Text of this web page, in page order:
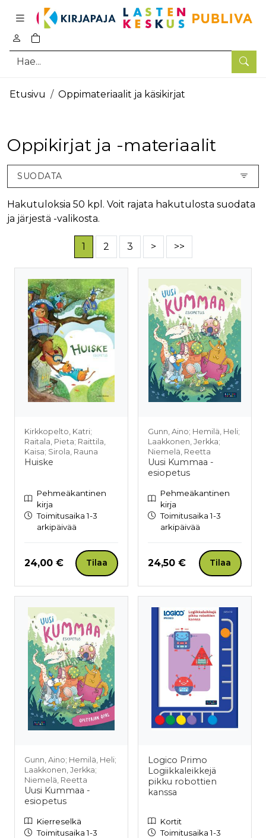
Hae
0
tuotetta ostoskorissa
Pääsisältö
Etusivu Oppimateriaalit ja käsikirjat
Oppikirjat ja -materiaalit
SUODATA
Hakutuloksia 50 kpl. Voit rajata hakutulosta suodata
ja järjestä -valikosta.
1 2 3 > >>
Kirkkopelto, Katri;
Raitala, Pieta; Raittila,
Kaisa; Sirola, Rauna
Huiske
Pehmeäkantinen
kirja
Toimitusaika 1-3
arkipäivää
Hinta nyt
24,00 € Tilaa
Gunn, Aino; Hemilä, Heli;
Laakkonen, Jerkka;
Niemelä, Reetta
Uusi Kummaa -
esiopetus
Pehmeäkantinen
kirja
Toimitusaika 1-3
arkipäivää
Hinta nyt
24,50 € Tilaa
Gunn, Aino; Hemilä, Heli;
Laakkonen, Jerkka;
Niemelä, Reetta
Uusi Kummaa -
esiopetus
Kierreselkä
Toimitusaika 1-3
Logico Primo
Logiikkaleikkejä
pikku robottien
kanssa
Kortit
Toimitusaika 1-3